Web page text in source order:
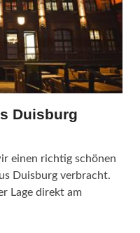
Duisburg
einen richtig schönen
Duisburg verbracht.
Lage direkt am